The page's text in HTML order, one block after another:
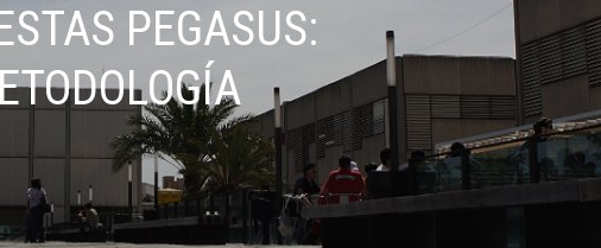
PEGASUS: